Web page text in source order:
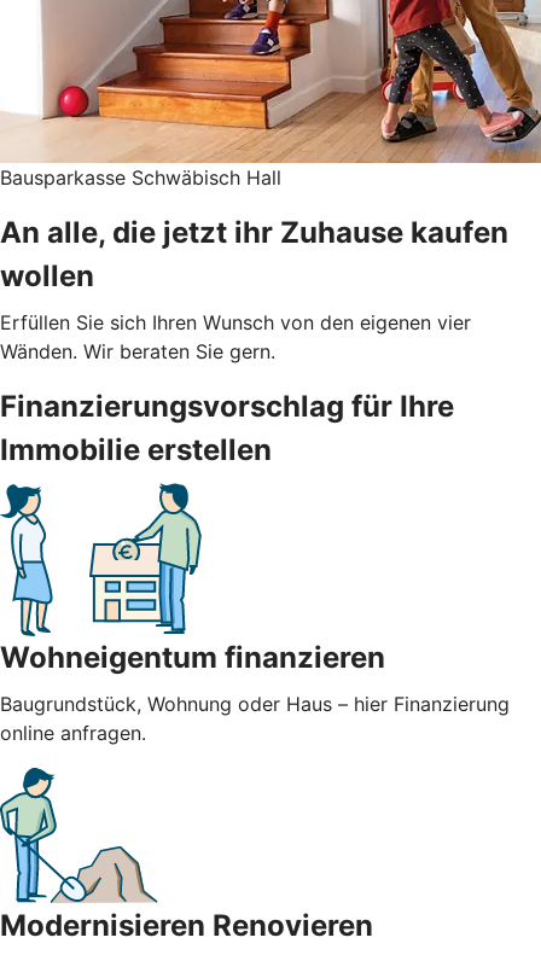
Bausparkasse Schwäbisch Hall
An alle, die jetzt ihr Zuhause kaufen
wollen
Erfüllen Sie sich Ihren Wunsch von den eigenen vier
Wänden. Wir beraten Sie gern.
Finanzierungsvorschlag für Ihre
Immobilie erstellen
Wohneigentum finanzieren
Baugrundstück, Wohnung oder Haus – hier Finanzierung
online anfragen.
Modernisieren Renovieren